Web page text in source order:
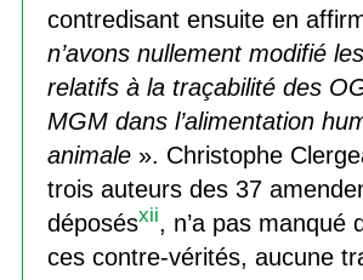
contredisant ensuite en
n’avons nullement modifié
relatifs à la traçabilité des
MGM dans l’alimentation
animale». Christophe
trois auteurs des 37
déposésxii, n’a pas manqué
ces contre-vérités, aucune